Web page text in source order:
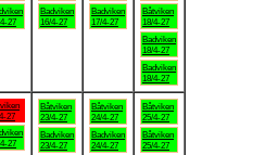
27
Badviken
16/4-27
Badviken
17/4-27
Båtviken
18/4-27
Badviken
18/4-27
Badviken
18/4-27
27
27
Båtviken
23/4-27
Badviken
23/4-27
Båtviken
24/4-27
Badviken
24/4-27
Båtviken
25/4-27
Båtviken
25/4-27